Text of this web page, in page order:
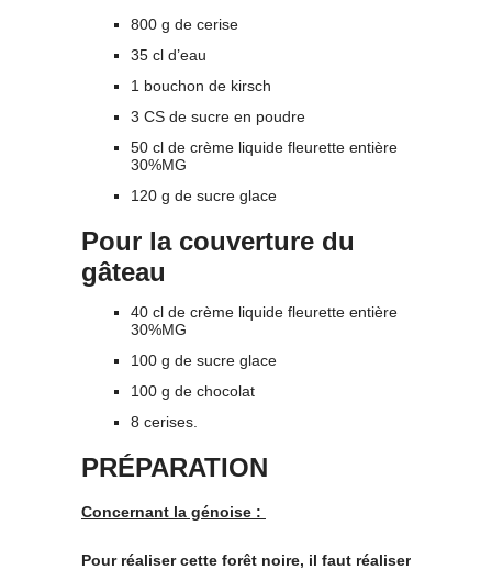
800 g de cerise
35 cl d’eau
1 bouchon de kirsch
3 CS de sucre en poudre
50 cl de crème liquide fleurette entière
30%MG
120 g de sucre glace
Pour la couverture du
gâteau
40 cl de crème liquide fleurette entière
30%MG
100 g de sucre glace
100 g de chocolat
8 cerises.
PRÉPARATION
Concernant la génoise :
Pour réaliser cette forêt noire, il faut réaliser